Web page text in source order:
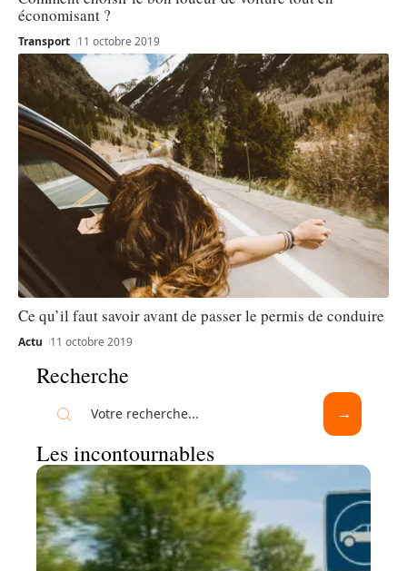
économisant ?
Transport 11 octobre 2019
Ce qu’il faut savoir avant de passer le permis de conduire
Actu 11 octobre 2019
Recherche
Les incontournables